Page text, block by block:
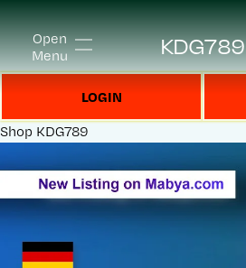
Open
Menu
KDG789
LOGIN
Shop KDG789